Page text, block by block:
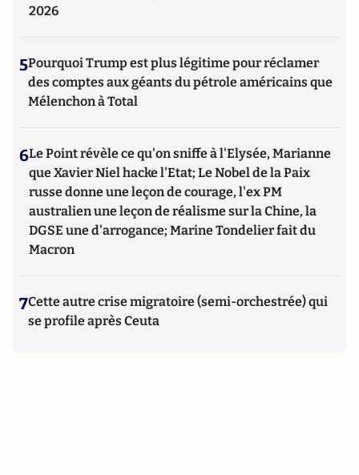
2026
5Pourquoi Trump est plus légitime pour réclamer
des comptes aux géants du pétrole américains que
Mélenchon à Total
6Le Point révèle ce qu'on sniffe à l'Elysée, Marianne
que Xavier Niel hacke l'Etat; Le Nobel de la Paix
russe donne une leçon de courage, l'ex PM
australien une leçon de réalisme sur la Chine, la
DGSE une d'arrogance; Marine Tondelier fait du
Macron
7Cette autre crise migratoire (semi-orchestrée) qui
se profile après Ceuta